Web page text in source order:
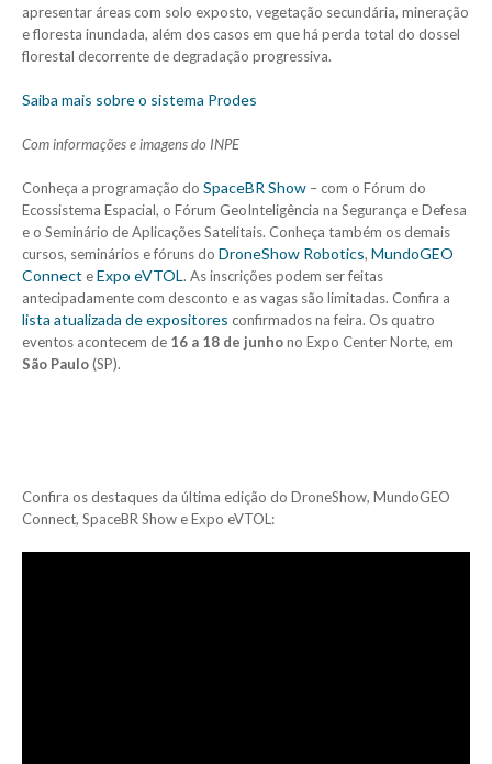
apresentar áreas com solo exposto, vegetação secundária, mineração
e floresta inundada, além dos casos em que há perda total do dossel
florestal decorrente de degradação progressiva.
Saiba mais sobre o sistema Prodes
Com informações e imagens do INPE
Conheça a programação do SpaceBR Show – com o Fórum do
Ecossistema Espacial, o Fórum GeoInteligência na Segurança e Defesa
e o Seminário de Aplicações Satelitais. Conheça também os demais
cursos, seminários e fóruns do DroneShow Robotics, MundoGEO
Connect eExpo eVTOL. As inscrições podem ser feitas
antecipadamente com desconto e as vagas são limitadas. Confira a
lista atualizada de expositores confirmados na feira. Os quatro
eventos acontecem de 16 a 18 de junhono Expo Center Norte, em
São Paulo(SP).
Confira os destaques da última edição do DroneShow, MundoGEO
Connect, SpaceBR Show e Expo eVTOL: